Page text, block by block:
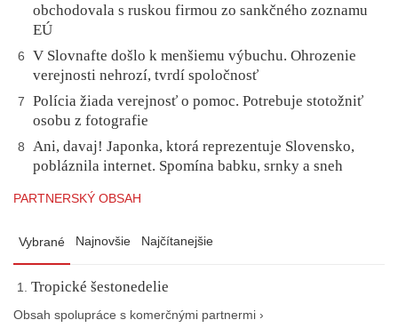
obchodovala s ruskou firmou zo sankčného zoznamu
EÚ
6
V Slovnafte došlo k menšiemu výbuchu. Ohrozenie
verejnosti nehrozí, tvrdí spoločnosť
7
Polícia žiada verejnosť o pomoc. Potrebuje stotožniť
osobu z fotografie
8
Ani, davaj! Japonka, ktorá reprezentuje Slovensko,
pobláznila internet. Spomína babku, srnky a sneh
PARTNERSKÝ OBSAH
Vybrané Najnovšie Najčítanejšie
Tropické šestonedelie
Obsah spolupráce s komerčnými partnermi ›